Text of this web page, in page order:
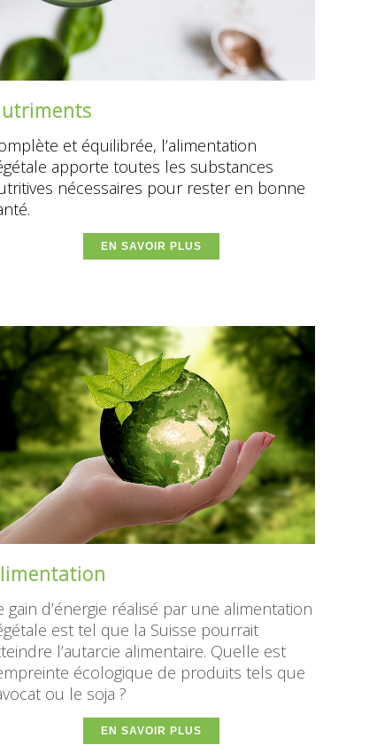
et équilibrée, l’alimentation
apporte toutes les substances
nécessaires pour rester en bonne
EN SAVOIR PLUS
gain d’énergie réalisé par une alimentation
est tel que la Suisse pourrait
l’autarcie alimentaire. Quelle est
écologique de produits tels que
ou le soja ?
EN SAVOIR PLUS